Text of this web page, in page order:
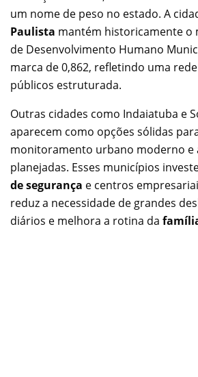
um nome de peso no estado. A
Paulista mantém historicamente o
de Desenvolvimento Humano
marca de 0,862, refletindo uma
públicos estruturada.
Outras cidades como Indaiatuba e
aparecem como opções sólidas
monitoramento urbano moderno e
planejadas. Esses municípios
de segurança e centros
reduz a necessidade de grandes
diários e melhora a rotina da